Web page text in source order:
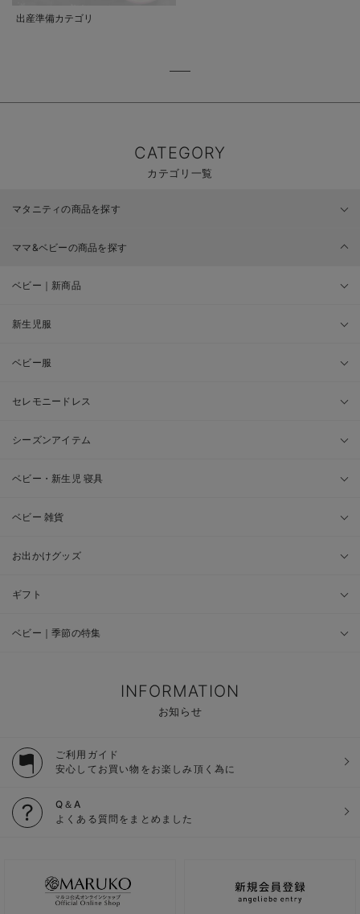
出産準備カテゴリ
CATEGORY
カテゴリ一覧
マタニティの商品を探す
ママ&ベビーの商品を探す
ベビー｜新商品
新生児服
ベビー服
セレモニードレス
シーズンアイテム
ベビー・新生児 寝具
ベビー 雑貨
お出かけグッズ
ギフト
ベビー｜季節の特集
INFORMATION
お知らせ
ご利用ガイド
安心してお買い物をお楽しみ頂く為に
Q＆A
よくある質問をまとめました